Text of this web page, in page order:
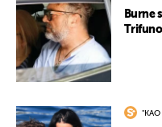
Burne